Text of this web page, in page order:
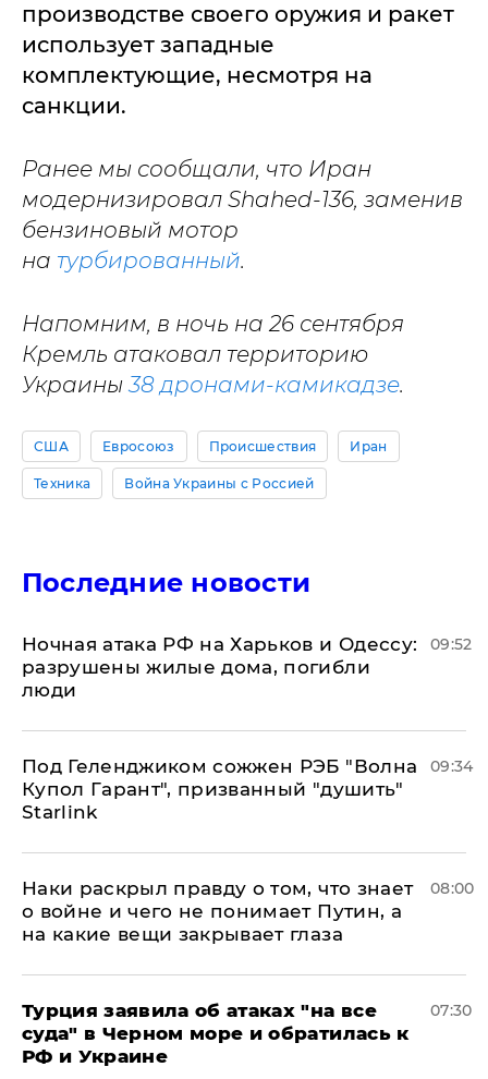
производстве своего оружия и ракет
использует западные
комплектующие, несмотря на
санкции.
Ранее мы сообщали, что Иран
модернизировал Shahed-136, заменив
бензиновый мотор
на турбированный.
Напомним, в ночь на 26 сентября
Кремль атаковал территорию
Украины38 дронами-камикадзе.
США Евросоюз Происшествия Иран
Техника Война Украины с Россией
Последние новости
​Ночная атака РФ на Харьков и Одессу:
разрушены жилые дома, погибли
люди
09:52
Под Геленджиком сожжен РЭБ "Волна
Купол Гарант", призванный "душить"
Starlink
09:34
Наки раскрыл правду о том, что знает
о войне и чего не понимает Путин, а
на какие вещи закрывает глаза
08:00
Турция заявила об атаках "на все
суда" в Черном море и обратилась к
РФ и Украине
07:30